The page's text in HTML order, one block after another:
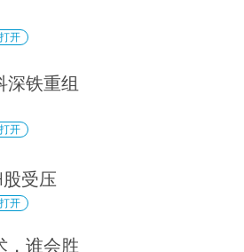
开
深铁重组
开
受压
开
，谁会胜